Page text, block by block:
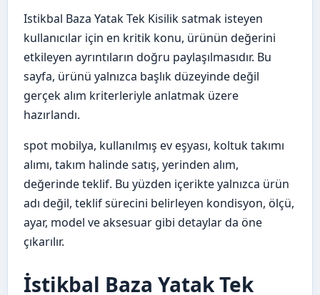
Istikbal Baza Yatak Tek Kisilik satmak isteyen
kullanıcılar için en kritik konu, ürünün değerini
etkileyen ayrıntıların doğru paylaşılmasıdır. Bu
sayfa, ürünü yalnızca başlık düzeyinde değil
gerçek alım kriterleriyle anlatmak üzere
hazırlandı.
spot mobilya, kullanılmış ev eşyası, koltuk takımı
alımı, takım halinde satış, yerinden alım,
değerinde teklif. Bu yüzden içerikte yalnızca ürün
adı değil, teklif sürecini belirleyen kondisyon, ölçü,
ayar, model ve aksesuar gibi detaylar da öne
çıkarılır.
İstikbal Baza Yatak Tek